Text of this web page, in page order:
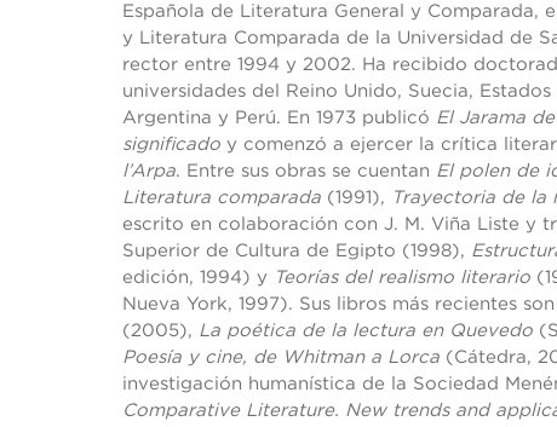
Española de Literatura General y Comparada,
y Literatura Comparada de la Universidad de
rector entre 1994 y 2002. Ha recibido
universidades del Reino Unido, Suecia,
Argentina y Perú. En 1973 publicó El Jarama
significado y comenzó a ejercer la crítica
l’Arpa. Entre sus obras se cuentan El polen de
Literatura comparada (1991), Trayectoria de la
escrito en colaboración con J. M. Viña Liste y
Superior de Cultura de Egipto (1998),
edición, 1994) y Teorías del realismo literario
Nueva York, 1997). Sus libros más recientes son
(2005), La poética de la lectura en Quevedo
Poesía y cine, de Whitman a Lorca (Cátedra,
investigación humanística de la Sociedad
Comparative Literature. New trendsand